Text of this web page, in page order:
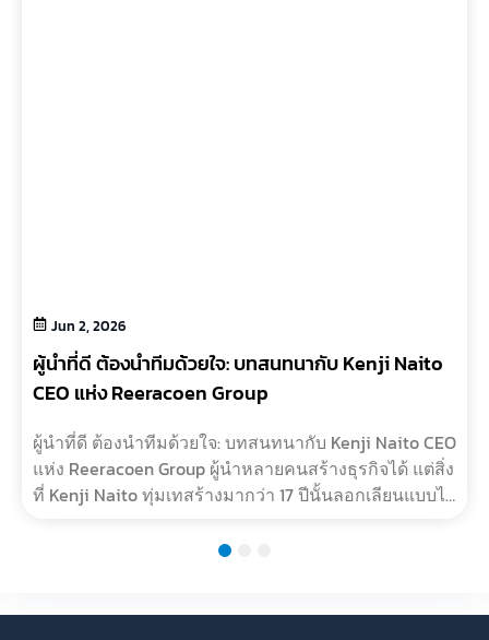
Jun 2, 2026
ผู้นำที่ดี ต้องนำทีมด้วยใจ: บทสนทนากับ Kenji Naito
CEO แห่ง Reeracoen Group
ผู้นำที่ดี ต้องนำทีมด้วยใจ: บทสนทนากับ Kenji Naito CEO
แห่ง Reeracoen Group ผู้นำหลายคนสร้างธุรกิจได้ แต่สิ่ง
ที่ Kenji Naito ทุ่มเทสร้างมากว่า 17 ปีนั้นลอกเลียนแบบได้